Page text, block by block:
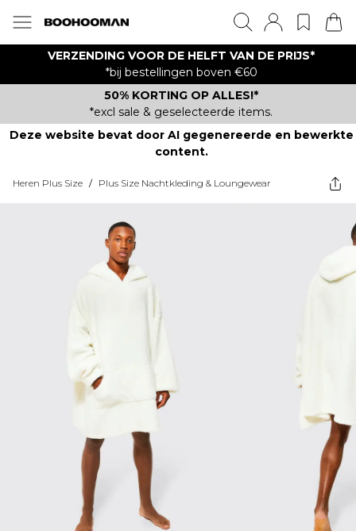
VERZENDING VOOR DE HELFT VAN DE PRIJS*
*bij bestellingen boven €60
50% KORTING OP ALLES!*
*excl sale & geselecteerde items.
Deze website bevat door AI gegenereerde en bewerkte
content.
Heren Plus Size / Plus Size Nachtkleding & Loungewear